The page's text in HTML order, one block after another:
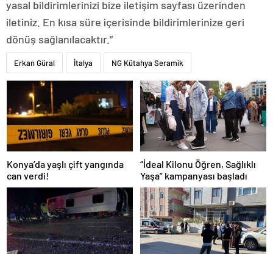
yasal bildirimlerinizi bize iletişim sayfası üzerinden
iletiniz. En kısa süre içerisinde bildirimlerinize geri
dönüş sağlanılacaktır.”
Erkan Güral İtalya NG Kütahya Seramik
Konya’da yaşlı çift yangında
can verdi!
“İdeal Kilonu Öğren, Sağlıklı
Yaşa” kampanyası başladı